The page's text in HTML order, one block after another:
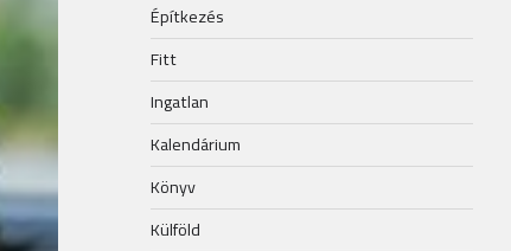
Építkezés
Fitt
Ingatlan
Kalendárium
Könyv
Külföld